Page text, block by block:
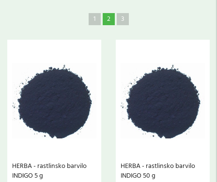
1 2 3
HERBA - rastlinsko barvilo
INDIGO 5 g
HERBA - rastlinsko barvilo
INDIGO 50 g